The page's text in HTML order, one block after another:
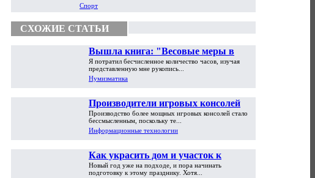
Спорт
СХОЖИЕ СТАТЬИ
Вышла книга: "Весовые меры в
торговой практике Античности и
Средневековья"
Я потратил бесчисленное количество часов, изучая
представленную мне рукопись...
Нумизматика
Производители игровых консолей
достигли предела возможностей
Производство более мощных игровых консолей стало
бессмысленным, поскольку те...
Информационные технологии
Как украсить дом и участок к
Новому году
Новый год уже на подходе, и пора начинать
подготовку к этому празднику. Хотя...